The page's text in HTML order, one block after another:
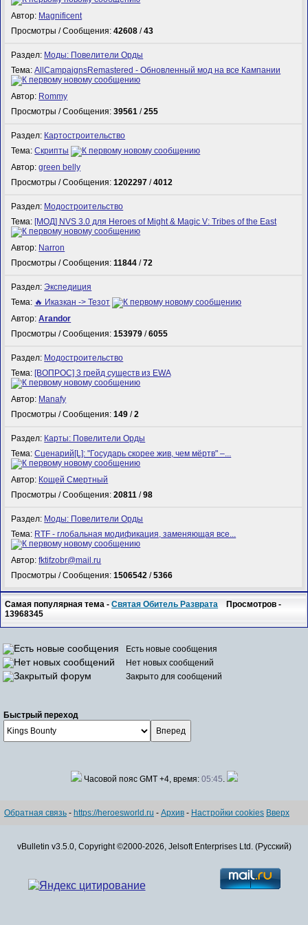
Автор: Magnificent
Просмотры / Сообщения:42608 /43
Раздел: Моды: Повелители Орды
Тема:AllCampaignsRemastered - Обновленный мод на все Кампании
Автор: Rommy
Просмотры / Сообщения:39561 /255
Раздел: Картостроительство
Тема:Скрипты
Автор:green belly
Просмотры / Сообщения:1202297 /4012
Раздел: Модостроительство
Тема: [МОД] NVS 3.0 для Heroes of Might & Magic V: Tribes of the East
Автор: Narron
Просмотры / Сообщения:11844 /72
Раздел:Экспедиция
Тема: 🔥 Иказкан -> Тезот
Автор:Arandor
Просмотры / Сообщения:153979 /6055
Раздел: Модостроительство
Тема: [ВОПРОС] 3 грейд существ из EWA
Автор: Manafy
Просмотры / Сообщения:149 /2
Раздел: Карты: Повелители Орды
Тема:Сценарий[L]: "Государь скорее жив, чем мёртв" –...
Автор: Кощей Смертный
Просмотры / Сообщения:20811 /98
Раздел: Моды: Повелители Орды
Тема: RTF - глобальная модификация, заменяющая все...
Автор:fktifzobr@mail.ru
Просмотры / Сообщения:1506542 /5366
Самая популярная тема -Святая Обитель Разврата Просмотров -
13968345
Есть новые сообщения
Нет новых сообщений
Закрыто для сообщений
Быстрый переход
Часовой пояс GMT +4, время: 05:45.
Обратная связь - https://heroesworld.ru - Архив - Настройки cookies Вверх
vBulletin v3.5.0, Copyright ©2000-2026, Jelsoft Enterprises Ltd. (Русский)